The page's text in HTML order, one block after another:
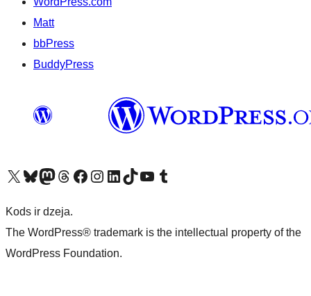
Matt
bbPress
BuddyPress
Apmeklējiet mūsu X (agrāk Twitter) kontu
Apmeklējiet mūsu Bluesky kontu
Apmeklējiet mūsu Mastodon kontu
Apmeklējiet mūsu Threads kontu
Apmeklējiet mūsu Facebook lapuApmeklējiet mūsu Instagram kontu
Apmeklējiet mūsu LinkedIn kontu
Apmeklējiet mūsu TikTok kontu
Apmeklējiet mūsu YouTube kanālu
Apmeklējiet mūsu Tumblr kontu
Kods ir dzeja.
The WordPress® trademark is the intellectual property of the
WordPress Foundation.